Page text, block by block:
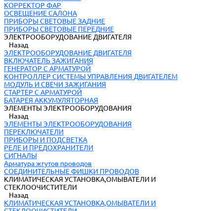
КОРРЕКТОР ФАР
ОСВЕЩЕНИЕ САЛОНА
ПРИБОРЫ СВЕТОВЫЕ ЗАДНИЕ
ПРИБОРЫ СВЕТОВЫЕ ПЕРЕДНИЕ
ЭЛЕКТРООБОРУДОВАНИЕ ДВИГАТЕЛЯ
Назад
ЭЛЕКТРООБОРУДОВАНИЕ ДВИГАТЕЛЯ
ВКЛЮЧАТЕЛЬ ЗАЖИГАНИЯ
ГЕНЕРАТОР С АРМАТУРОЙ
КОНТРОЛЛЕР СИСТЕМЫ УПРАВЛЕНИЯ ДВИГАТЕЛЕМ
МОДУЛЬ И СВЕЧИ ЗАЖИГАНИЯ
СТАРТЕР С АРМАТУРОЙ
БАТАРЕЯ АККУМУЛЯТОРНАЯ
ЭЛЕМЕНТЫ ЭЛЕКТРООБОРУДОВАНИЯ
Назад
ЭЛЕМЕНТЫ ЭЛЕКТРООБОРУДОВАНИЯ
ПЕРЕКЛЮЧАТЕЛИ
ПРИБОРЫ И ПОДСВЕТКА
РЕЛЕ И ПРЕДОХРАНИТЕЛИ
СИГНАЛЫ
Арматура жгутов проводов
СОЕДИНИТЕЛЬНЫЕ ФИШКИ ПРОВОДОВ
КЛИМАТИЧЕСКАЯ УСТАНОВКА,ОМЫВАТЕЛИ И
СТЕКЛООЧИСТИТЕЛИ
Назад
КЛИМАТИЧЕСКАЯ УСТАНОВКА,ОМЫВАТЕЛИ И